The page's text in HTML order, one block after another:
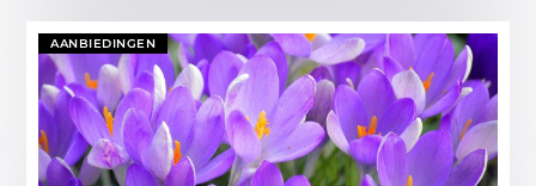
AANBIEDINGEN